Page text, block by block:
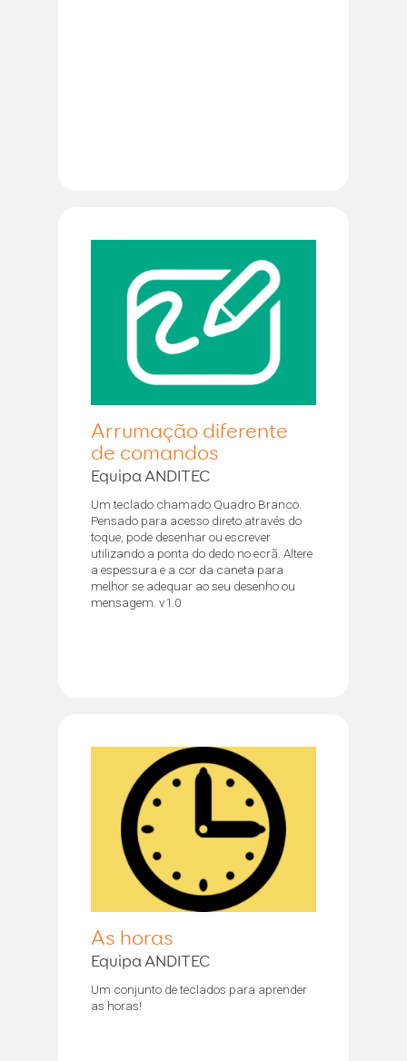
Arrumação diferente
de comandos
Equipa ANDITEC
Um teclado chamado Quadro Branco.
Pensado para acesso direto através do
toque, pode desenhar ou escrever
utilizando a ponta do dedo no ecrã. Altere
a espessura e a cor da caneta para
melhor se adequar ao seu desenho ou
mensagem. v1.0
As horas
Equipa ANDITEC
Um conjunto de teclados para aprender
as horas!